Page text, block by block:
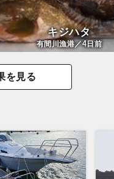
キジハタ
有間川漁港／4日前
を見る